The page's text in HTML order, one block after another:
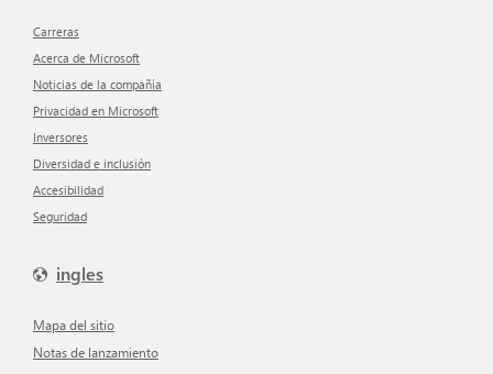
Carreras
Acerca de Microsoft
Noticias de la compañía
Privacidad en Microsoft
inversores
Diversidad e inclusión
Accesibilidad
Seguridad
ingles
mapa del sitio
Notas de lanzamiento